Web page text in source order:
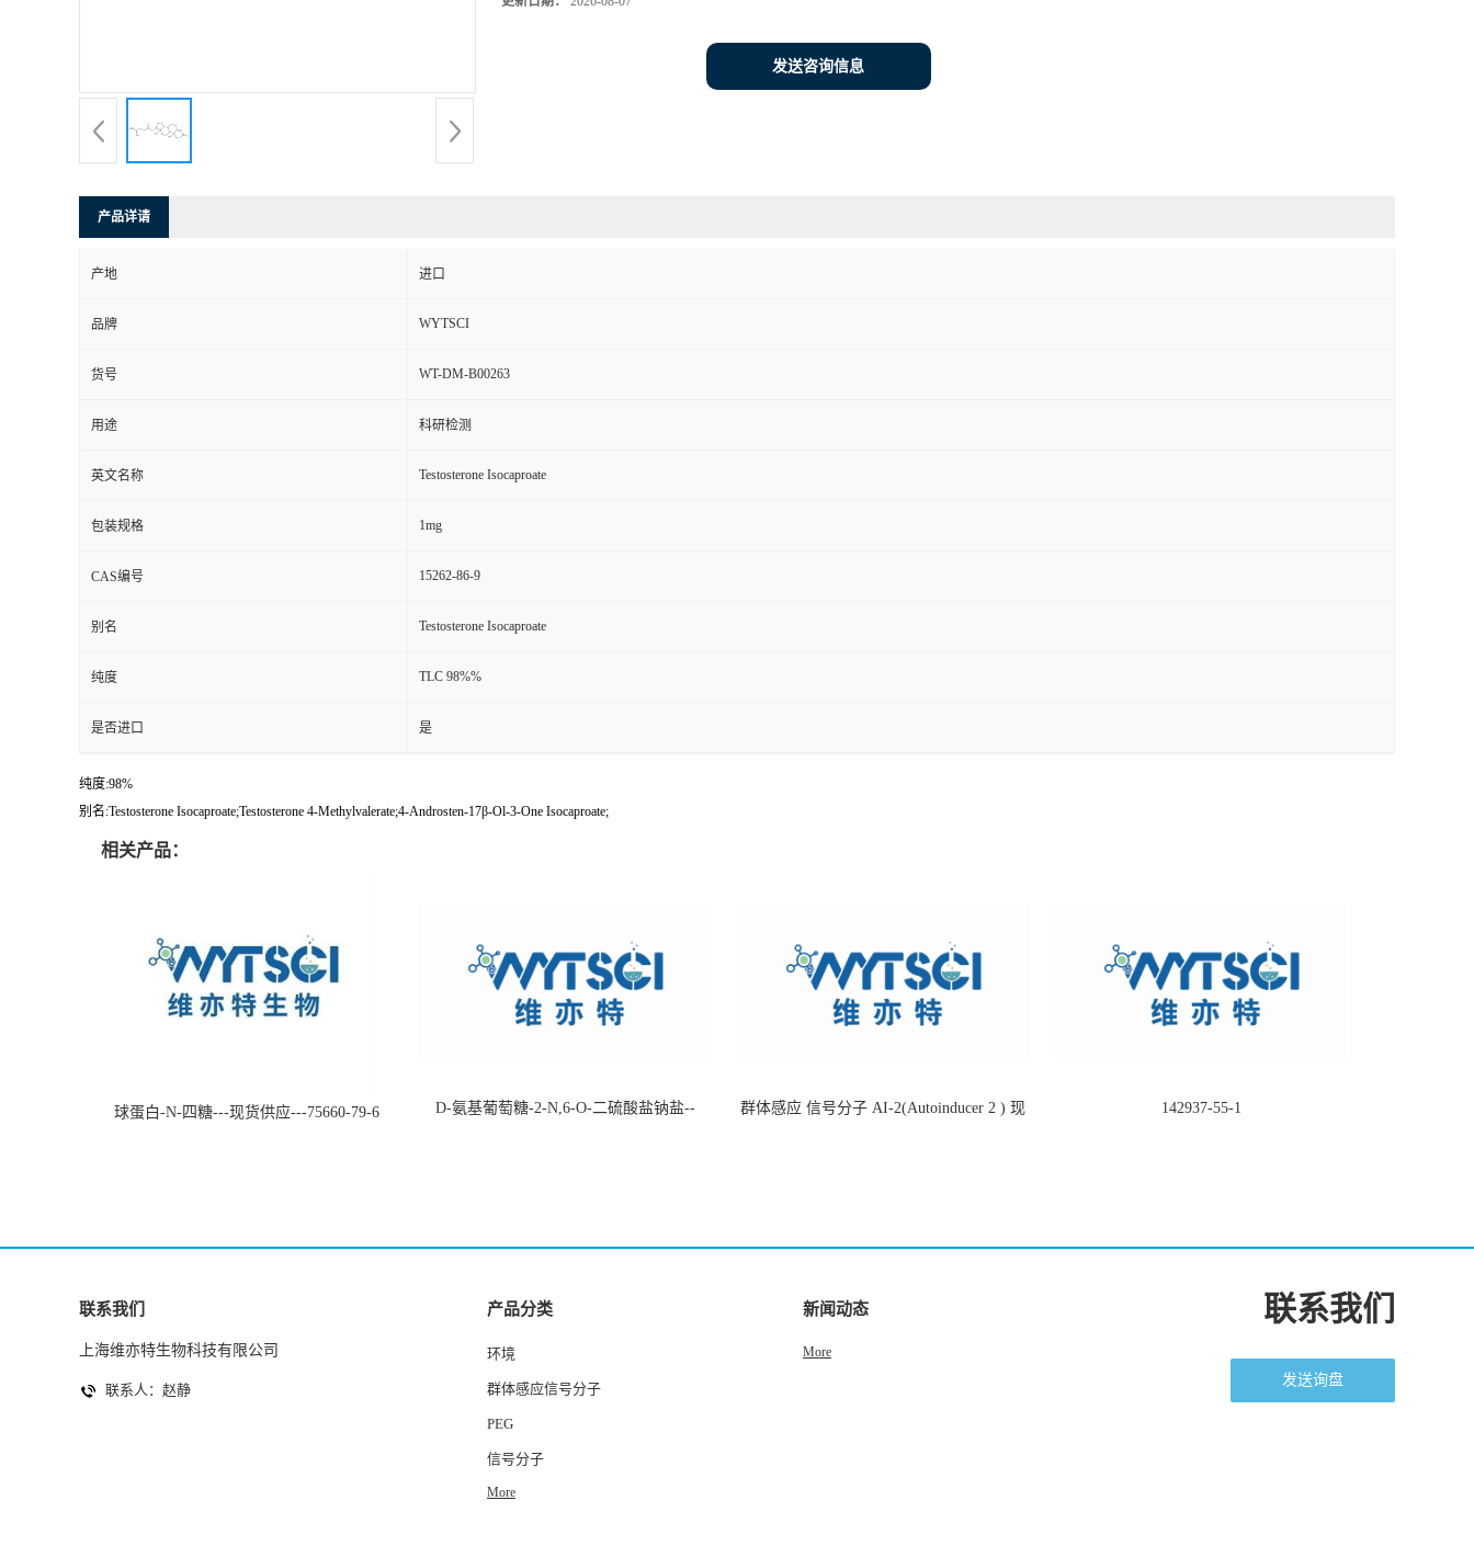
发送咨询信息
产品详请
产地 进口
品牌 WYTSCI
货号 WT-DM-B00263
用途 科研检测
英文名称 Testosterone Isocaproate
包装规格 1mg
CAS编号 15262-86-9
别名 Testosterone Isocaproate
纯度 TLC 98%%
是否进口 是
纯度:98%
别名:Testosterone Isocaproate;Testosterone 4-Methylvalerate;4-Androsten-17β-Ol-3-One Isocaproate;
相关产品：
球蛋白-N-四糖---现货供应---75660-79-6
D-氨基葡萄糖-2-N,6-O-二硫酸盐钠盐--
群体感应 信号分子 AI-2(Autoinducer 2 ) 现
142937-55-1
联系我们
上海维亦特生物科技有限公司
联系人：赵静
产品分类
环境
群体感应信号分子
PEG
信号分子
More
新闻动态
More
联系我们
发送询盘